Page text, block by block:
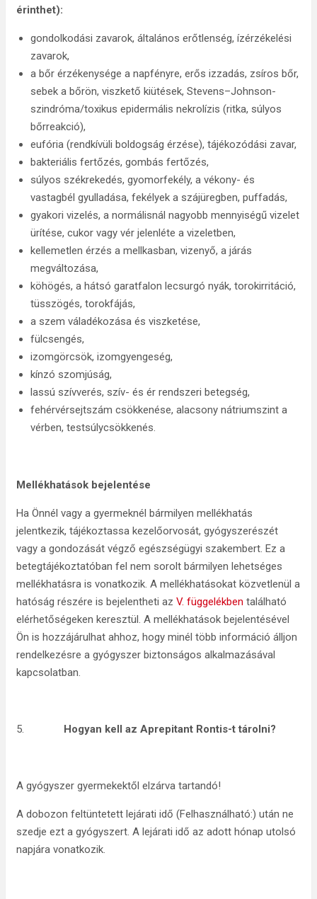
érinthet):
gondolkodási zavarok, általános erőtlenség, ízérzékelési
zavarok,
a bőr érzékenysége a napfényre, erős izzadás, zsíros bőr,
sebek a bőrön, viszkető kiütések, Stevens–Johnson-
szindróma/toxikus epidermális nekrolízis (ritka, súlyos
bőrreakció),
eufória (rendkívüli boldogság érzése), tájékozódási zavar,
bakteriális fertőzés, gombás fertőzés,
súlyos székrekedés, gyomorfekély, a vékony- és
vastagbél gyulladása, fekélyek a szájüregben, puffadás,
gyakori vizelés, a normálisnál nagyobb mennyiségű vizelet
ürítése, cukor vagy vér jelenléte a vizeletben,
kellemetlen érzés a mellkasban, vizenyő, a járás
megváltozása,
köhögés, a hátsó garatfalon lecsurgó nyák, torokirritáció,
tüsszögés, torokfájás,
a szem váladékozása és viszketése,
fülcsengés,
izomgörcsök, izomgyengeség,
kínzó szomjúság,
lassú szívverés, szív- és ér rendszeri betegség,
fehérvérsejtszám csökkenése, alacsony nátriumszint a
vérben, testsúlycsökkenés.
Mellékhatások bejelentése
Ha Önnél vagy a gyermeknél bármilyen mellékhatás
jelentkezik, tájékoztassa kezelőorvosát, gyógyszerészét
vagy a gondozását végző egészségügyi szakembert. Ez a
betegtájékoztatóban fel nem sorolt bármilyen lehetséges
mellékhatásra is vonatkozik. A mellékhatásokat közvetlenül a
hatóság részére is bejelentheti az V. függelékben található
elérhetőségeken keresztül. A mellékhatások bejelentésével
Ön is hozzájárulhat ahhoz, hogy minél több információ álljon
rendelkezésre a gyógyszer biztonságos alkalmazásával
kapcsolatban.
5. Hogyan kell az Aprepitant Rontis-t tárolni?
A gyógyszer gyermekektől elzárva tartandó!
A dobozon feltüntetett lejárati idő (Felhasználható:) után ne
szedje ezt a gyógyszert. A lejárati idő az adott hónap utolsó
napjára vonatkozik.